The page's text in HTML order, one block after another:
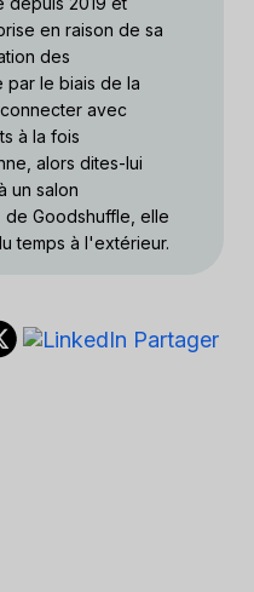
en raison de sa
des
le biais de la
avec
à la fois
alors dites-lui
un salon
de Goodshuffle, elle
temps à l'extérieur.